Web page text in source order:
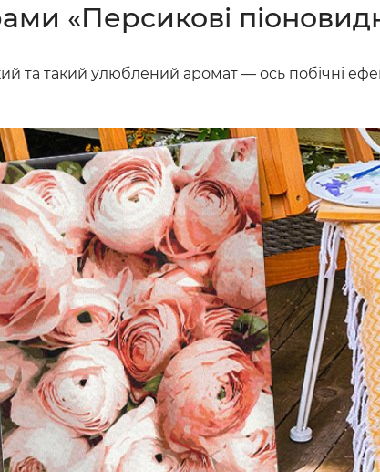
«Персикові
та такий улюблений аромат — ось побічні